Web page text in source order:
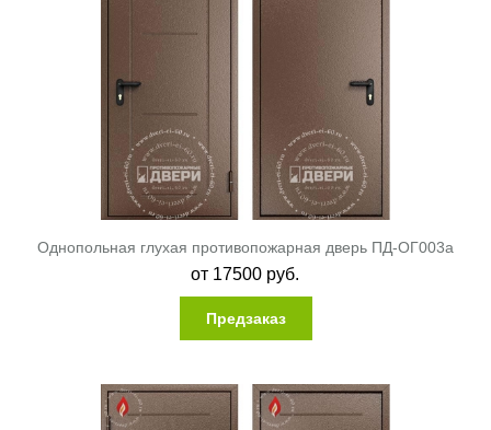
Однопольная глухая противопожарная дверь ПД-ОГ003a
от 17500 руб.
Предзаказ